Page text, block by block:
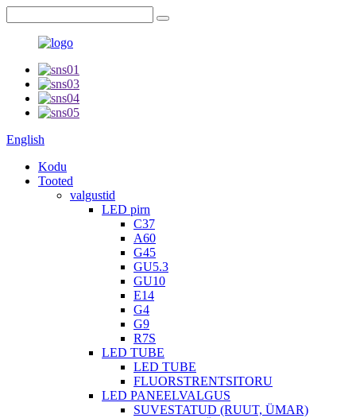
English
Kodu
Tooted
valgustid
LED pirn
C37
A60
G45
GU5.3
GU10
E14
G4
G9
R7S
LED TUBE
LED TUBE
FLUORSTRENTSITORU
LED PANEELVALGUS
SUVESTATUD (RUUT, ÜMAR)